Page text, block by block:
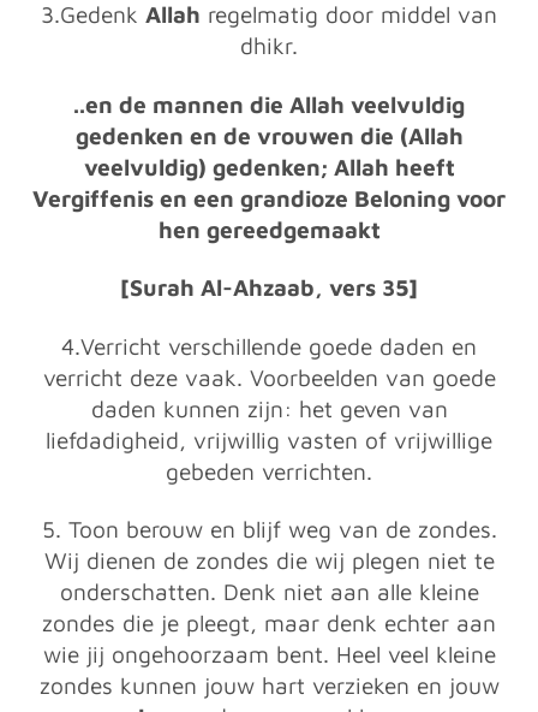
3.Gedenk Allah regelmatig door middel van
dhikr.
..en de mannen die Allah veelvuldig
gedenken en de vrouwen die (Allah
veelvuldig) gedenken; Allah heeft
Vergiffenis en een grandioze Beloning voor
hen gereedgemaakt
[Surah Al-Ahzaab, vers 35]
4.Verricht verschillende goede daden en
verricht deze vaak. Voorbeelden van goede
daden kunnen zijn: het geven van
liefdadigheid, vrijwillig vasten of vrijwillige
gebeden verrichten.
5. Toon berouw en blijf weg van de zondes.
Wij dienen de zondes die wij plegen niet te
onderschatten. Denk niet aan alle kleine
zondes die je pleegt, maar denk echter aan
wie jij ongehoorzaam bent. Heel veel kleine
zondes kunnen jouw hart verzieken en jouw